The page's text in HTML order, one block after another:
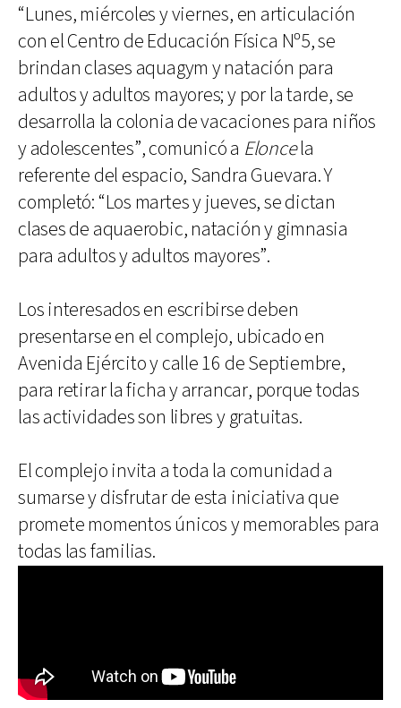
“Lunes, miércoles y viernes, en articulación
con el Centro de Educación Física Nº5, se
brindan clases aquagym y natación para
adultos y adultos mayores; y por la tarde, se
desarrolla la colonia de vacaciones para niños
y adolescentes”, comunicó a Eloncela
referente del espacio, Sandra Guevara. Y
completó: “Los martes y jueves, se dictan
clases de aquaerobic, natación y gimnasia
para adultos y adultos mayores”.
Los interesados en escribirse deben
presentarse en el complejo, ubicado en
Avenida Ejército y calle 16 de Septiembre,
para retirar la ficha y arrancar, porque todas
las actividades son libres y gratuitas.
El complejo invita a toda la comunidad a
sumarse y disfrutar de esta iniciativa que
promete momentos únicos y memorables para
todas las familias.